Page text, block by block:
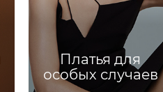
Платья для
особых случаев